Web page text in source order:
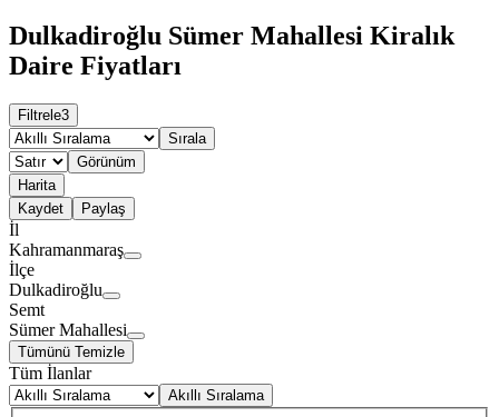
Dulkadiroğlu Sümer Mahallesi Kiralık
Daire Fiyatları
Filtrele3
Sırala
Görünüm
Harita
Kaydet
Paylaş
İl
Kahramanmaraş
İlçe
Dulkadiroğlu
Semt
Sümer Mahallesi
Tümünü Temizle
Tüm İlanlar
Akıllı Sıralama